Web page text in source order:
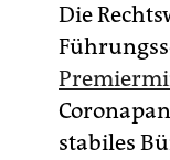
Die
stabiles